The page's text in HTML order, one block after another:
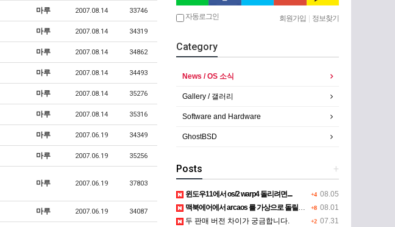
마루 2007.08.14 33746
마루 2007.08.14 34319
마루 2007.08.14 34862
마루 2007.08.14 34493
마루 2007.08.14 35276
마루 2007.08.14 35316
마루 2007.06.19 34349
마루 2007.06.19 35256
마루 2007.06.19 37803
마루 2007.06.19 34087
자동로그인 회원가입 | 정보찾기
Category
News / OS 소식
Gallery / 갤러리
Software and Hardware
GhostBSD
+
Posts
+4 08.05
윈도우11에서 os/2 warp4 돌리려면....
+8 08.01
맥북에어에서 arcaos 를 가상으로 돌릴려면 어떻게 해야 하는 지요?
+2 07.31
두 판매 버전 차이가 궁금합니다.